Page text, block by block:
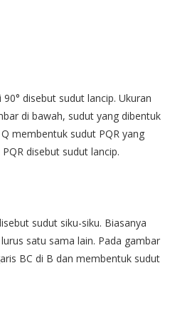
disebut sudut lancip. Ukuran
di bawah, sudut yang dibentuk
membentuk sudut PQR yang
disebut sudut lancip.
sudut siku-siku. Biasanya
satu sama lain. Pada gambar
BC di B dan membentuk sudut